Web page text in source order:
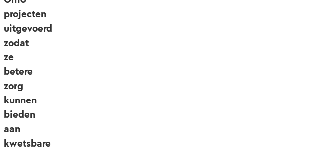
projecten
uitgevoerd
zodat
ze
betere
zorg
kunnen
bieden
aan
kwetsbare